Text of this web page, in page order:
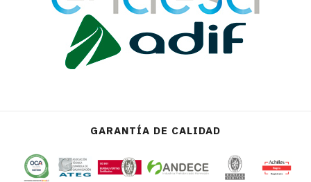
GARANTÍA DE CALIDAD